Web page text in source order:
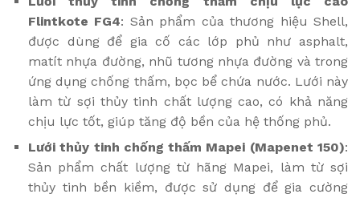
Flintkote FG4: Sản phẩm của thương hiệu Shell,
được dùng để gia cố các lớp phủ như asphalt,
matít nhựa đường, nhũ tương nhựa đường và trong
ứng dụng chống thấm, bọc bể chứa nước. Lưới này
làm từ sợi thủy tinh chất lượng cao, có khả năng
chịu lực tốt, giúp tăng độ bền của hệ thống phủ.
Lưới thủy tinh chống thấm Mapei (Mapenet 150):
Sản phẩm chất lượng từ hãng Mapei, làm từ sợi
thủy tinh bền kiềm, được sử dụng để gia cường